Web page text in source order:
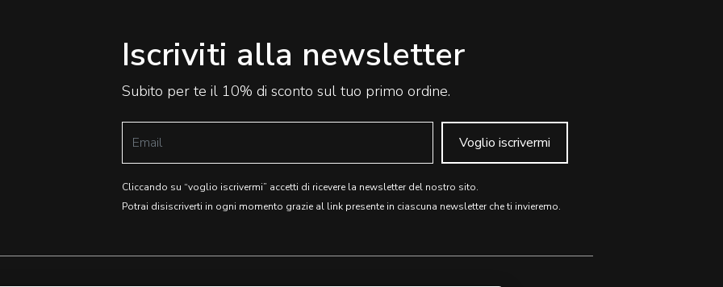
Iscriviti alla newsletter
Subito per te il 10% di sconto sul tuo primo ordine.
Voglio iscrivermi
Cliccando su “voglio iscrivermi” accetti di ricevere la newsletter del nostro sito.
Potrai disiscriverti in ogni momento grazie al link presente in ciascuna newsletter che ti invieremo.